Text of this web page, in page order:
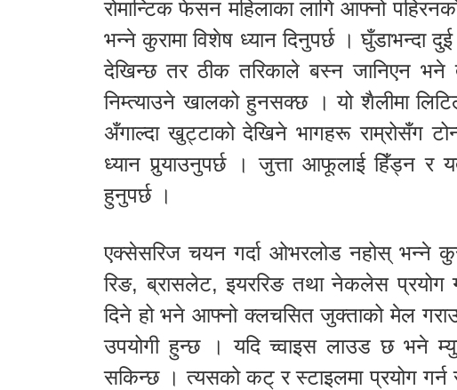
रोमान्टिक फेसन महिलाका लागि आफ्नो
भन्ने कुरामा विशेष ध्यान दिनुपर्छ । घुँडाभन्दा
देखिन्छ तर ठीक तरिकाले बस्न जानिएन भने
निम्त्याउने खालको हुनसक्छ । यो शैलीमा
अँगाल्दा खुट्टाको देखिने भागहरू राम्रोसँग
ध्यान पुर्‍याउनुपर्छ । जुत्ता आफूलाई हिँड्न
हुनुपर्छ ।
एक्सेसरिज चयन गर्दा ओभरलोड नहोस् भन्ने
रिङ, ब्रासलेट, इयररिङ तथा नेकलेस प्रयोग
दिने हो भने आफ्नो क्लचसित जुक्ताको मेल
उपयोगी हुन्छ । यदि च्वाइस लाउड छ भने
सकिन्छ । त्यसको कट् र स्टाइलमा प्रयोग